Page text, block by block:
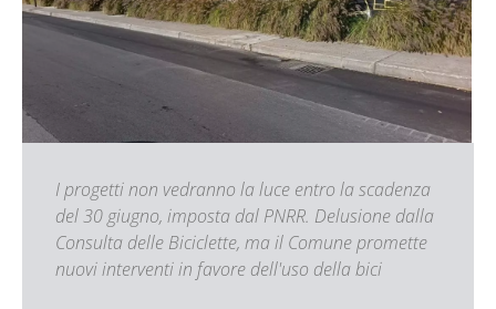
I progetti non vedranno la luce entro la scadenza
del 30 giugno, imposta dal PNRR. Delusione dalla
Consulta delle Biciclette, ma il Comune promette
nuovi interventi in favore dell'uso della bici